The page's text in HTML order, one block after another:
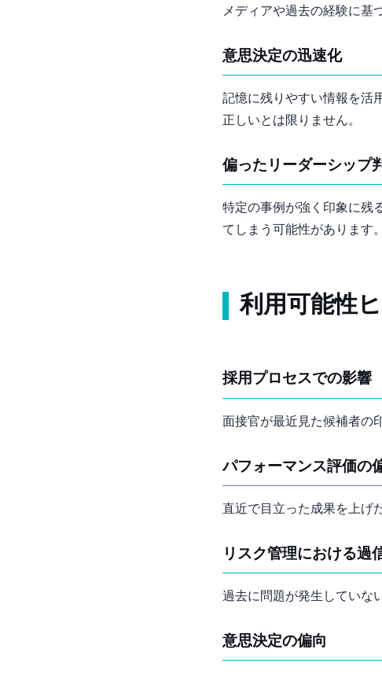
メディアや過去の経験に基
意思決定の迅速化
記憶に残りやすい情報を活
正しいとは限りません。
偏ったリーダーシップ
特定の事例が強く印象に残
てしまう可能性があります。
利用可能性
採用プロセスでの影響
面接官が最近見た候補者の
パフォーマンス評価の
直近で目立った成果を上げ
リスク管理における過
過去に問題が発生していな
意思決定の偏向